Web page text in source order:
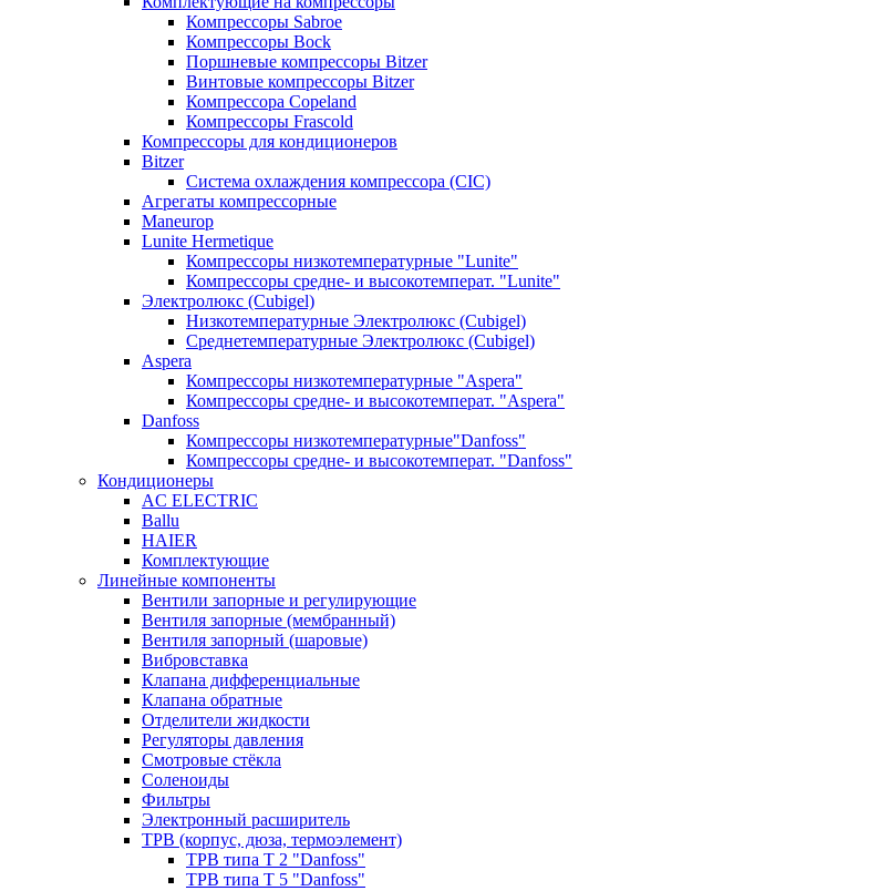
Компрессоры Sabroe
Компрессоры Bock
Поршневые компрессоры Bitzer
Винтовые компрессоры Bitzer
Компрессора Copeland
Компрессоры Frascold
Компрессоры для кондиционеров
Bitzer
Система охлаждения компрессора (CIC)
Агрегаты компрессорные
Maneurop
Lunite Hermetique
Компрессоры низкотемпературные "Lunite"
Компрессоры средне- и высокотемперат. "Lunite"
Электролюкс (Cubigel)
Низкотемпературные Электролюкс (Cubigel)
Среднетемпературные Электролюкс (Cubigel)
Aspera
Компрессоры низкотемпературные "Aspera"
Компрессоры средне- и высокотемперат. "Aspera"
Danfoss
Компрессоры низкотемпературные"Danfoss"
Компрессоры средне- и высокотемперат. "Danfoss"
Кондиционеры
AC ELECTRIC
Ballu
HAIER
Комплектующие
Линейные компоненты
Вентили запорные и регулирующие
Вентиля запорные (мембранный)
Вентиля запорный (шаровые)
Вибровставка
Клапана дифференциальные
Клапана обратные
Отделители жидкости
Регуляторы давления
Смотровые стёкла
Соленоиды
Фильтры
Электронный расширитель
ТРВ (корпус, дюза, термоэлемент)
ТРВ типа Т 2 "Danfoss"
ТРВ типа Т 5 "Danfoss"